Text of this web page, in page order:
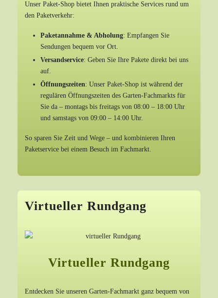
Unser Paket-Shop bietet Ihnen praktische Services rund um
den Paketverkehr:
Paketannahme & Abholung: Empfangen Sie
Sendungen bequem vor Ort.
Versandservice: Geben Sie Ihre Pakete direkt bei uns
auf.
Öffnungszeiten: Unser Paket-Shop ist während der
regulären Öffnungszeiten des Garten-Fachmarkts für
Sie da – montags bis freitags von 08:00 – 18:00 Uhr
und samstags von 09:00 – 14:00 Uhr.
So sparen Sie Zeit und Wege – und kombinieren Ihren
Paketservice bei einem Besuch im Fachmarkt.
Virtueller Rundgang
Virtueller Rundgang
Entdecken Sie unseren Garten-Fachmarkt ganz bequem von